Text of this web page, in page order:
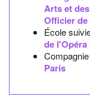
Arts et
Officier
École
de l'Opéra
Paris